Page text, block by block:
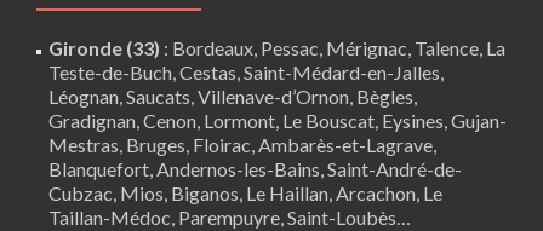
Gironde (33) : Bordeaux, Pessac, Mérignac, Talence, La
Teste-de-Buch,Cestas,Saint-Médard-en-Jalles,
Léognan,Saucats,Villenave-d’Ornon, Bègles,
Gradignan,Cenon, Lormont, Le Bouscat, Eysines, Gujan-
Mestras, Bruges, Floirac,Ambarès-et-Lagrave,
Blanquefort,Andernos-les-Bains, Saint-André-de-
Cubzac, Mios, Biganos, Le Haillan,Arcachon, Le
Taillan-Médoc, Parempuyre,Saint-Loubès…